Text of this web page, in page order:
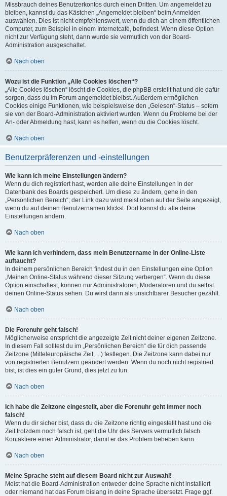
Missbrauch deines Benutzerkontos durch einen Dritten. Um angemeldet zu
bleiben, kannst du das Kästchen „Angemeldet bleiben“ beim Anmelden
auswählen. Dies ist nicht empfehlenswert, wenn du dich an einem öffentlichen
Computer, zum Beispiel in einem Internetcafé, befindest. Wenn diese Option
nicht zur Verfügung steht, dann wurde sie vermutlich von der Board-
Administration ausgeschaltet.
Nach oben
Wozu ist die Funktion „Alle Cookies löschen“?
„Alle Cookies löschen“ löscht die Cookies, die phpBB erstellt hat und die dafür
sorgen, dass du im Forum angemeldet bleibst. Außerdem ermöglichen
Cookies einige Funktionen, wie beispielsweise den „Gelesen“-Status – sofern
sie von der Board-Administration aktiviert wurden. Wenn du Probleme bei der
An- oder Abmeldung hast, kann es helfen, wenn du die Cookies löscht.
Nach oben
Benutzerpräferenzen und -einstellungen
Wie kann ich meine Einstellungen ändern?
Wenn du dich registriert hast, werden alle deine Einstellungen in der
Datenbank des Boards gespeichert. Um diese zu ändern, gehe in den
„Persönlichen Bereich“; der Link dazu wird meist oben auf der Seite angezeigt,
wenn du auf deinen Benutzernamen klickst. Dort kannst du alle deine
Einstellungen ändern.
Nach oben
Wie kann ich verhindern, dass mein Benutzername in der Online-Liste
auftaucht?
In deinem persönlichen Bereich findest du in den Einstellungen eine Option
„Meinen Online-Status während dieser Sitzung verbergen“. Wenn du diese
Option einschaltest, können nur Administratoren, Moderatoren und du selbst
deinen Online-Status sehen. Du wirst dann als unsichtbarer Besucher gezählt.
Nach oben
Die Forenuhr geht falsch!
Möglicherweise entspricht die angezeigte Zeit nicht deiner eigenen Zeitzone.
In diesem Fall solltest du im „Persönlichen Bereich“ die für dich passende
Zeitzone (Mitteleuropäische Zeit, ...) festlegen. Die Zeitzone kann dabei nur
von registrierten Benutzern geändert werden. Wenn du noch nicht registriert
bist, ist dies ein guter Grund, dies jetzt zu tun.
Nach oben
Ich habe die Zeitzone eingestellt, aber die Forenuhr geht immer noch
falsch!
Wenn du dir sicher bist, dass du die Zeitzone richtig eingestellt hast und die
Zeit trotzdem noch falsch ist, geht die Uhr des Servers vermutlich falsch.
Kontaktiere einen Administrator, damit er das Problem beheben kann.
Nach oben
Meine Sprache steht auf diesem Board nicht zur Auswahl!
Meist hat die Board-Administration entweder deine Sprache nicht installiert
oder niemand hat das Forum bislang in deine Sprache übersetzt. Frage ggf.